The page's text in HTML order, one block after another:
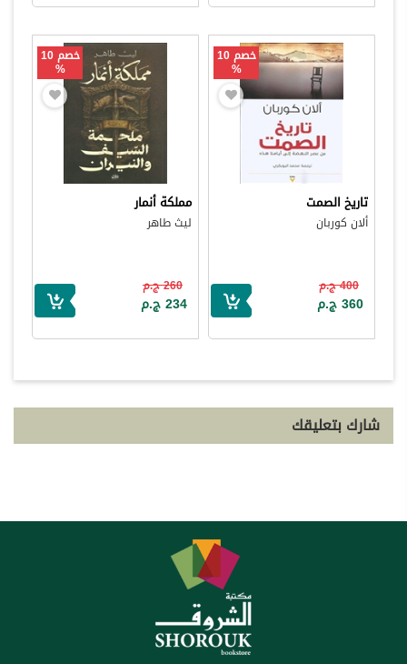
خصم 10
%
تاريخ الصمت
ألان كوربان
400 ج.م
360 ج.م
خصم 10
%
مملكة أنمار
ليث طاهر
260 ج.م
234 ج.م
شارك بتعليقك